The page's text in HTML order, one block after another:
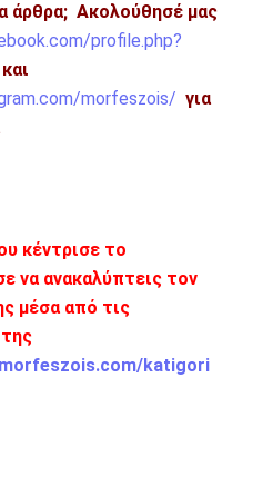
άρθρα; Ακολούθησέ μας
profile.php?
και
morfeszois/ για
κέντρισε το
να ανακαλύπτεις τον
μέσα από τις
katigori